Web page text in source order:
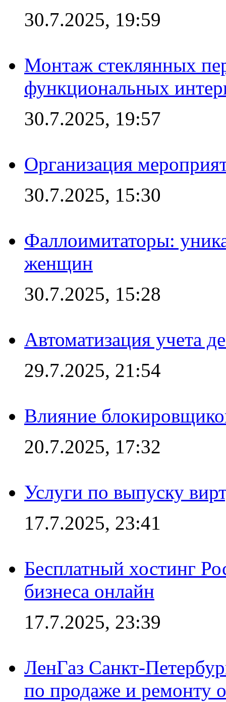
30.7.2025, 19:59
Монтаж стеклянных
функциональных
30.7.2025, 19:57
Организация
30.7.2025, 15:30
Фаллоимитаторы:
женщин
30.7.2025, 15:28
Автоматизация учета
29.7.2025, 21:54
Влияние
20.7.2025, 17:32
Услуги по выпуску
17.7.2025, 23:41
Бесплатный хостинг
бизнеса онлайн
17.7.2025, 23:39
ЛенГаз Санкт-
по продаже и ремонту